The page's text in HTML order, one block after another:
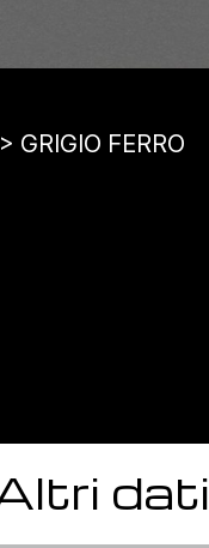
GRIGIO FERRO
dati